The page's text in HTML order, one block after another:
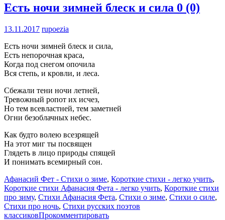
Есть ночи зимней блеск и сила 0 (0)
13.11.2017 rupoezia
Есть ночи зимней блеск и сила,
Есть непорочная краса,
Когда под снегом опочила
Вся степь, и кровли, и леса.
Сбежали тени ночи летней,
Тревожный ропот их исчез,
Но тем всевластней, тем заметней
Огни безоблачных небес.
Как будто волею всезрящей
На этот миг ты посвящен
Глядеть в лицо природы спящей
И понимать всемирный сон.
Афанасий Фет - Стихи о зиме, Короткие стихи - легко учить,
Короткие стихи Афанасия Фета - легко учить, Короткие стихи
про зиму, Стихи Афанасия Фета, Стихи о зиме, Стихи о силе,
Стихи про ночь, Стихи русских поэтов
классиковПрокомментировать